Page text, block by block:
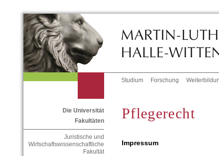
Studium Forschung
Die Universität
Fakultäten
Juristische und
Wirtschaftswissenschaftliche
Fakultät
Pflegerecht
Impressum